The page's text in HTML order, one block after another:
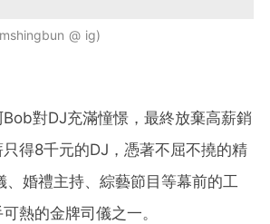
@ ig
對DJ充滿憧憬，最終放棄高薪銷
得8千元的DJ，憑著不屈不撓的精
、婚禮主持、綜藝節目等幕前的工
熱的金牌司儀之一。